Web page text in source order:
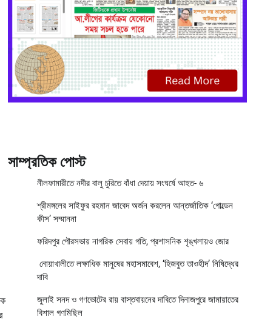
সাম্প্রতিক পোস্ট
নীলফামারীতে নদীর বালু চুরিতে বাঁধা দেয়ায় সংঘর্ষে আহত- ৬
শ্রীমঙ্গলের সাইফুর রহমান জাবেদ অর্জন করলেন আন্তর্জাতিক ‘গোল্ডেন
কীস’ সম্মাননা
ফরিদপুর পৌরসভায় নাগরিক সেবায় গতি, প্রশাসনিক শৃঙ্খলায়ও জোর
নোয়াখালীতে লক্ষাধিক মানুষের মহাসমাবেশ, ‘হিজবুত তাওহীদ’ নিষিদ্ধের
দাবি
জুলাই সনদ ও গণভোটের রায় বাস্তবায়নের দাবিতে দিনাজপুরে জামায়াতের
বিশাল গণমিছিল